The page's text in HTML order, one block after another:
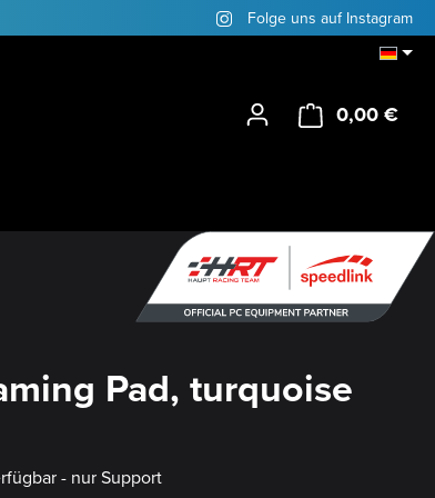
Folge uns auf Instagram
0,00 €
Pad, turquoise
- nur Support